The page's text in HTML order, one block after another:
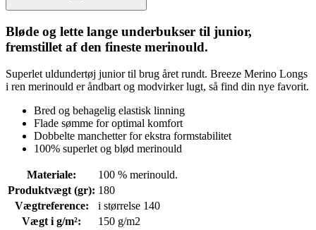
Bløde og lette lange underbukser til junior,
fremstillet af den fineste merinould.
Superlet uldundertøj junior til brug året rundt. Breeze Merino Longs
i ren merinould er åndbart og modvirker lugt, så find din nye favorit.
Bred og behagelig elastisk linning
Flade sømme for optimal komfort
Dobbelte manchetter for ekstra formstabilitet
100% superlet og blød merinould
Materiale:
100 % merinould.
Produktvægt (gr): 180
Vægtreference:
i størrelse 140
Vægt i g/m²:
150 g/m2